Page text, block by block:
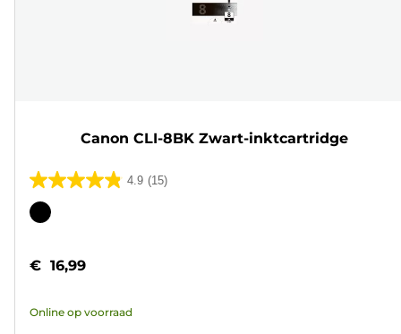
Canon CLI-8BK Zwart-inktcartridge
4.9 (15)
4.9
van
sterren.
beoordelingen
Kleurencartridge
€ 16,99
Online op voorraad